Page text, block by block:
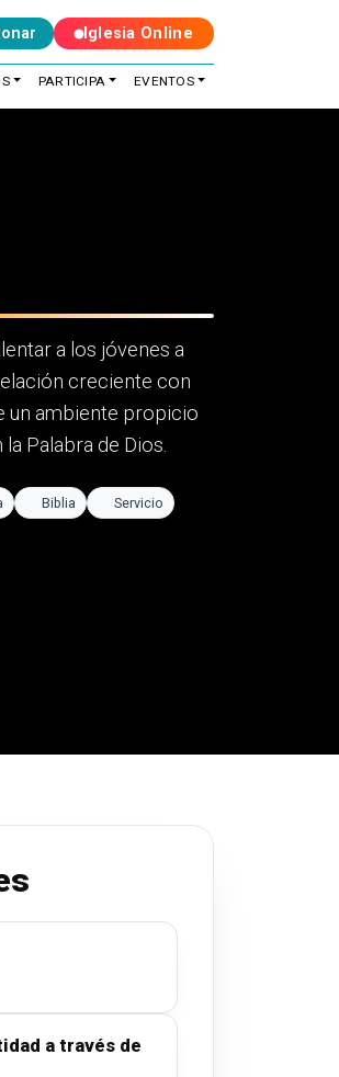
Iglesia Online
PARTICIPA EVENTOS
a los jóvenes a
creciente con
un ambiente propicio
Palabra de Dios.
Biblia
Servicio
a través de